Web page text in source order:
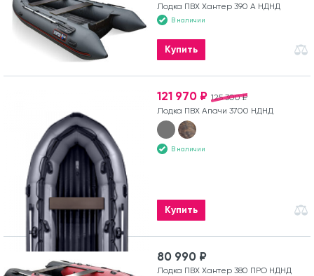
Лодка ПВХ Хантер 390 А НДНД
В наличии
Купить
125 300 ₽
121 970 ₽
Лодка ПВХ Апачи 3700 НДНД
В наличии
Купить
80 990 ₽
Лодка ПВХ Хантер 380 ПРО НДНД